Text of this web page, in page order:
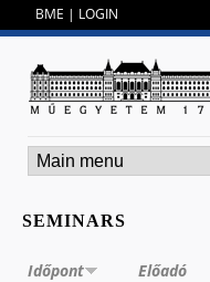
BME | LOGIN
SEMINARS
Időpont Előadó